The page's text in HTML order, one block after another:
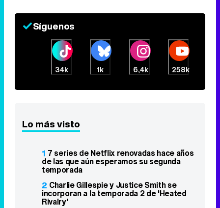
Síguenos
34k 1k 6,4k 258k
Lo más visto
1 7 series de Netflix renovadas hace años
de las que aún esperamos su segunda
temporada
2 Charlie Gillespie y Justice Smith se
incorporan a la temporada 2 de 'Heated
Rivalry'